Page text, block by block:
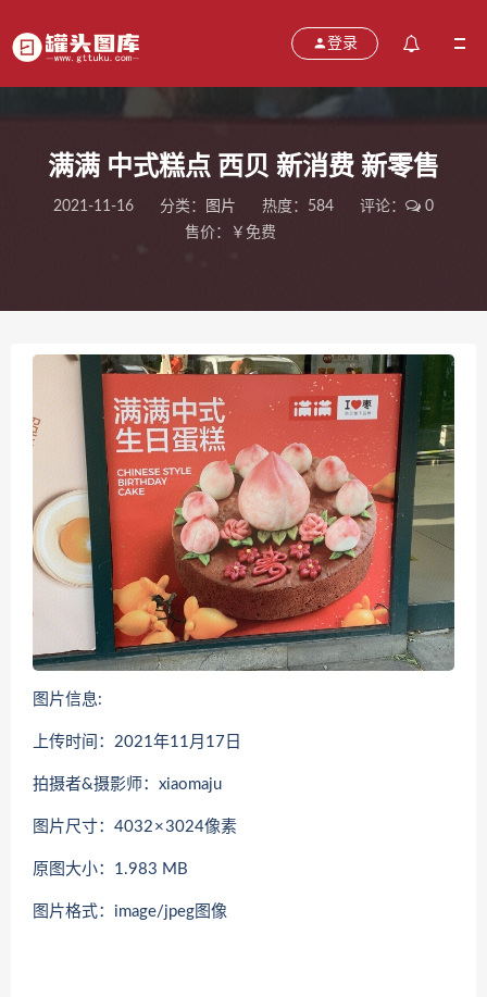
登录
满满 中式糕点 西贝 新消费 新零售
2021-11-16 分类： 图片 热度：584 评论：
0
售价：￥免费
图片信息:
上传时间：2021年11月17日
拍摄者&摄影师：xiaomaju
图片尺寸：4032 × 3024像素
原图大小：1.983 MB
图片格式：image/jpeg图像